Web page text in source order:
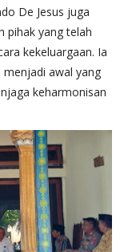
De Jesus juga
pihak yang telah
kekeluargaan. Ia
awal yang
keharmonisan